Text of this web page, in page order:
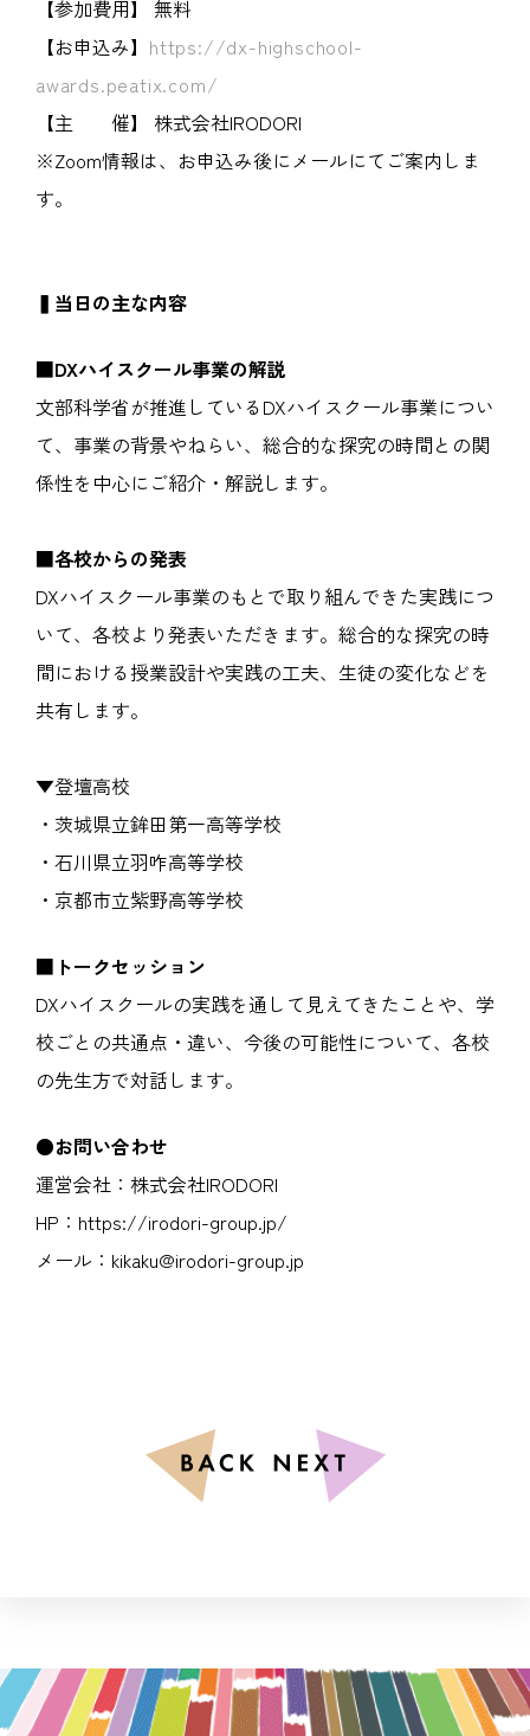
【参加費用】 無料
【お申込み】 https://dx-highschool-
awards.peatix.com/
【主 催】 株式会社IRODORI
※Zoom情報は、お申込み後にメールにてご案内しま
す。
▍当日の主な内容
■DXハイスクール事業の解説
文部科学省が推進しているDXハイスクール事業につい
て、事業の背景やねらい、総合的な探究の時間との関
係性を中心にご紹介・解説します。
■各校からの発表
DXハイスクール事業のもとで取り組んできた実践につ
いて、各校より発表いただきます。総合的な探究の時
間における授業設計や実践の工夫、生徒の変化などを
共有します。
▼登壇高校
・茨城県立鉾田第一高等学校
・石川県立羽咋高等学校
・京都市立紫野高等学校
■トークセッション
DXハイスクールの実践を通して見えてきたことや、学
校ごとの共通点・違い、今後の可能性について、各校
の先生方で対話します。
●お問い合わせ
運営会社：株式会社IRODORI
HP：https://irodori-group.jp/
メール：kikaku@irodori-group.jp